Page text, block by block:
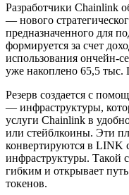
Разработчики Chainlink
— нового
предназначенного для
формируется за счет
использования ончейн-
уже накоплено 65,5
Резерв создается с
— инфраструктуры,
услуги Chainlink в
или стейблкоины. Эти
конвертируются в LINK
инфраструктуры. Такой
гибким и открывает
токенов.